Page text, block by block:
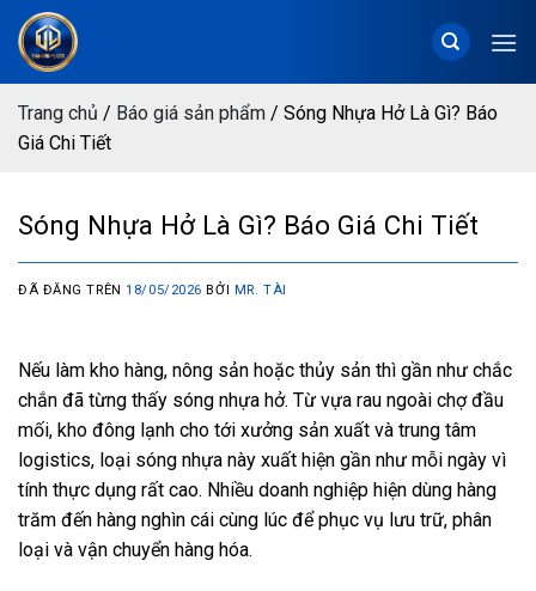
Chuyển
đến
dungTrang chủ / Báo giá sản phẩm / Sóng Nhựa Hở Là Gì? Báo
Giá Chi Tiết
Sóng Nhựa Hở Là Gì? Báo Giá Chi Tiết
ĐÃ ĐĂNG TRÊN18/05/2026 BỞI MR. TÀI
Nếu làm kho hàng, nông sản hoặc thủy sản thì gần như chắc
chắn đã từng thấy sóng nhựa hở. Từ vựa rau ngoài chợ đầu
mối, kho đông lạnh cho tới xưởng sản xuất và trung tâm
logistics, loại sóng nhựa này xuất hiện gần như mỗi ngày vì
tính thực dụng rất cao. Nhiều doanh nghiệp hiện dùng hàng
trăm đến hàng nghìn cái cùng lúc để phục vụ lưu trữ, phân
loại và vận chuyển hàng hóa.